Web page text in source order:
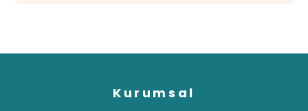
Kurumsal